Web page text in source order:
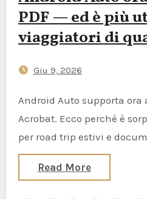
PDF — ed è più
viaggiatori di
Giu 9, 2026
Android Auto supporta ora app PDF come Adobe
Acrobat. Ecco perché è
per road trip estivi e
Read More